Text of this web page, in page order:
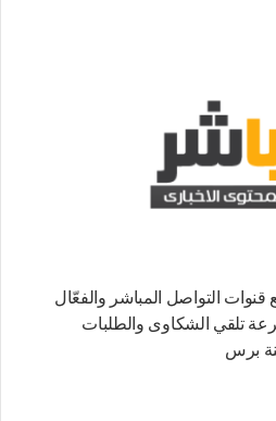
قنوات التواصل المباشر والفعّال
تلقي الشكاوى والطلبات
برس